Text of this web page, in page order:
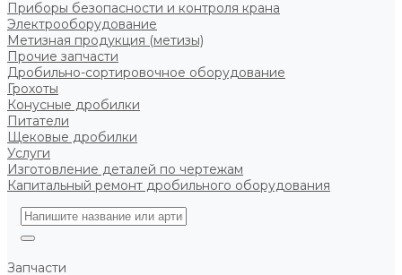
Приборы безопасности и контроля крана
Электрооборудование
Метизная продукция (метизы)
Прочие запчасти
Дробильно-сортировочное оборудование
Грохоты
Конусные дробилки
Питатели
Щековые дробилки
Услуги
Изготовление деталей по чертежам
Капитальный ремонт дробильного оборудования
Запчасти